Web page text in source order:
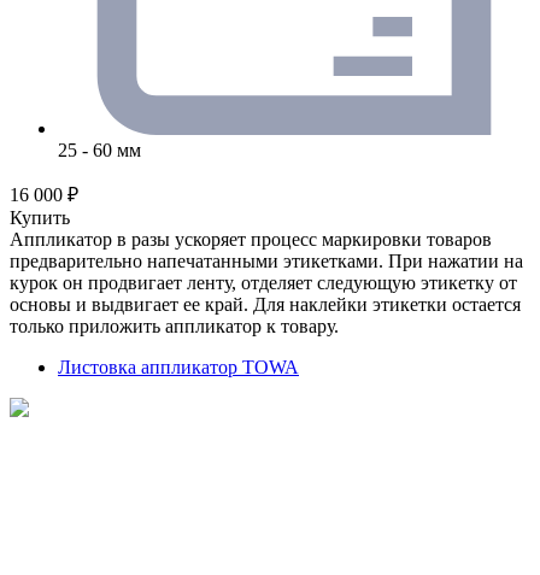
25 - 60 мм
16 000 ₽
Купить
Аппликатор в разы ускоряет процесс маркировки товаров
предварительно напечатанными этикетками. При нажатии на
курок он продвигает ленту, отделяет следующую этикетку от
основы и выдвигает ее край. Для наклейки этикетки остается
только приложить аппликатор к товару.
Листовка аппликатор TOWA